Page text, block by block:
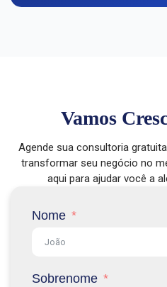
Vamos
Agende sua consultoria
transformar seu negócio no
aqui para ajudar você a
Nome
Sobrenome